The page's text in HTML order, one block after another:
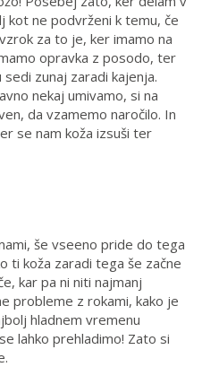
kot ne podvrženi k temu, če
za to je, ker imamo na
opravka z posodo, ter
zunaj zaradi kajenja.
nekaj umivamo, si na
da vzamemo naročilo. In
se nam koža izsuši ter
še vseeno pride do tega
ti koža zaradi tega še začne
kar pa ni niti najmanj
probleme z rokami, kako je
hladnem vremenu
lahko prehladimo! Zato si